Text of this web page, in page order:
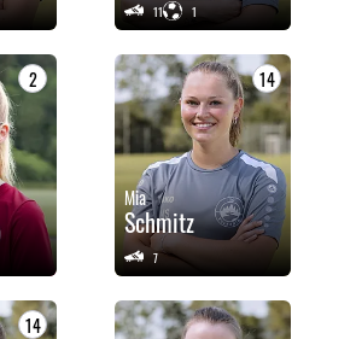
11 1
2 14
Mia
Schmitz
7
14